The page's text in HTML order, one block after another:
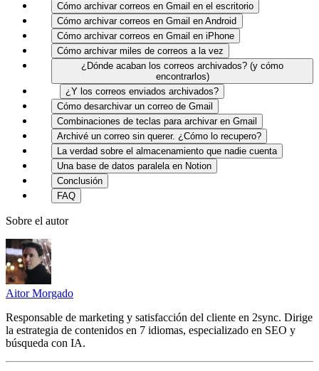
Cómo archivar correos en Gmail en el escritorio
Cómo archivar correos en Gmail en Android
Cómo archivar correos en Gmail en iPhone
Cómo archivar miles de correos a la vez
¿Dónde acaban los correos archivados? (y cómo
encontrarlos)
¿Y los correos enviados archivados?
Cómo desarchivar un correo de Gmail
Combinaciones de teclas para archivar en Gmail
Archivé un correo sin querer. ¿Cómo lo recupero?
La verdad sobre el almacenamiento que nadie cuenta
Una base de datos paralela en Notion
Conclusión
FAQ
Sobre el autor
Aitor Morgado
Responsable de marketing y satisfacción del cliente en 2sync. Dirige
la estrategia de contenidos en 7 idiomas, especializado en SEO y
búsqueda con IA.